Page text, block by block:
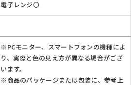
電子レンジ〇
※PCモニター、スマートフォンの機種によ
り、実際と色の見え方が異なる場合がござ
います。
※商品のパッケージまたは包装に、参考上